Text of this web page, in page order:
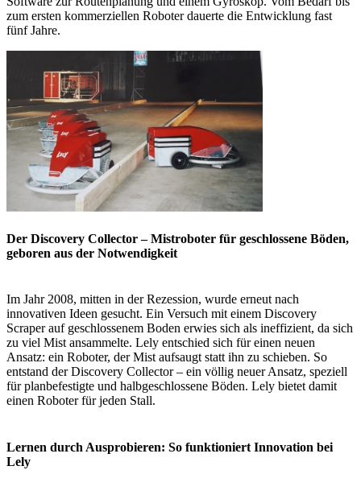
zum ersten kommerziellen Roboter dauerte die Entwicklung fast
fünf Jahre.
Der Discovery Collector – Mistroboter für geschlossene Böden,
geboren aus der Notwendigkeit
Im Jahr 2008, mitten in der Rezession, wurde erneut nach
innovativen Ideen gesucht. Ein Versuch mit einem Discovery
Scraper auf geschlossenem Boden erwies sich als ineffizient, da sich
zu viel Mist ansammelte. Lely entschied sich für einen neuen
Ansatz: ein Roboter, der Mist aufsaugt statt ihn zu schieben. So
entstand der Discovery Collector – ein völlig neuer Ansatz, speziell
für planbefestigte und halbgeschlossene Böden. Lely bietet damit
einen Roboter für jeden Stall.
Lernen durch Ausprobieren: So funktioniert Innovation bei
Lely